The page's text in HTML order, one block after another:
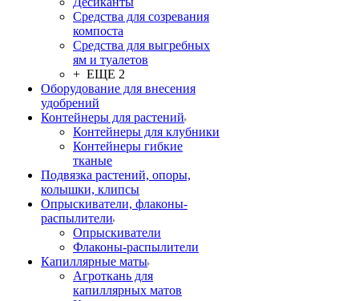
Средства для созревания
компоста
Средства для выгребных
ям и туалетов
+ ЕЩЕ 2
Оборудование для внесения
удобрений
Контейнеры для растений
Контейнеры для клубники
Контейнеры гибкие
тканые
Подвязка растений, опоры,
колышки, клипсы
Опрыскиватели, флаконы-
распылители
Опрыскиватели
Флаконы-распылители
Капиллярные маты
Агроткань для
капиллярных матов